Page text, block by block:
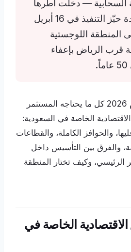
السحابية — دخلت أطرها
التنظيمية الجديدة حيّز التنفيذ في 16 أبريل
إلى المنطقة اللوجستية
قرب الرياض بإعفاء
يشرح هذا الدليل لعام 2026 كل ما يحتاجه المستثمر
الخاصة في السعودية:
والحوافز الكاملة، والقطاعات
والفرق بين التأسيس داخل
وكيف تختار المنطقة
الخاصة في